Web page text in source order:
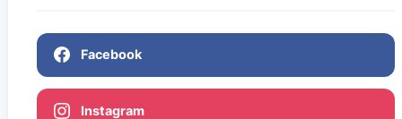
Facebook
Instagram